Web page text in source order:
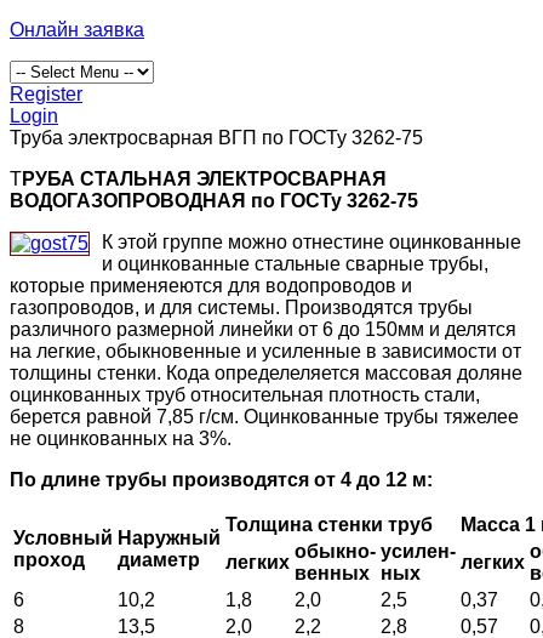
Онлайн заявка
Register
Login
Труба электросварная ВГП по ГОСТу 3262-75
ТРУБА СТАЛЬНАЯ ЭЛЕКТРОСВАРНАЯ
ВОДОГАЗОПРОВОДНАЯ по ГОСТу 3262-75
К этой группе можно отнестине оцинкованные
и оцинкованные стальные сварные трубы,
которые применяеются для водопроводов и
газопроводов, и для системы. Производятся трубы
различного размерной линейки от 6 до 150мм и делятся
на легкие, обыкновенные и усиленные в зависимости от
толщины стенки. Кода определеляется массовая доляне
оцинкованных труб относительная плотность стали,
берется равной 7,85 г/см. Оцинкованные трубы тяжелее
не оцинкованных на 3%.
По длине трубы производятся от 4 до 12 м:
Условный
проход
Наружный
диаметр
Толщина стенки труб
Масса 1
легких
обыкно-
венных
усилен-
ных
легких
6
10,2 1,8 2,0 2,5 0,37
8
13,5 2,0 2,2 2,8 0,57